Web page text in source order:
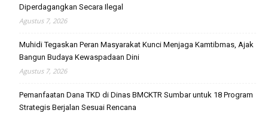
Diperdagangkan Secara Ilegal
Agustus 7, 2026
Muhidi Tegaskan Peran Masyarakat Kunci Menjaga Kamtibmas, Ajak
Bangun Budaya Kewaspadaan Dini
Agustus 7, 2026
Pemanfaatan Dana TKD di Dinas BMCKTR Sumbar untuk 18 Program
Strategis Berjalan Sesuai Rencana